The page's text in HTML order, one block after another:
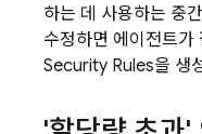
하는 데 사용하는 중
수정하면 에이전트가
Security Rules을 생